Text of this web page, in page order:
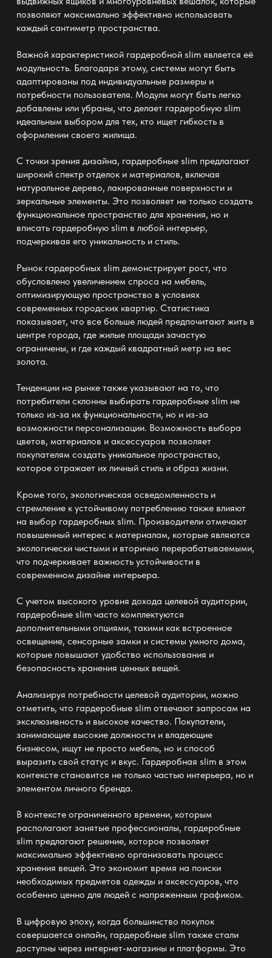
позволяют максимально эффективно использовать
каждый сантиметр пространства.
Важной характеристикой гардеробной slimявляется её
модульность. Благодаря этому, системы могут быть
адаптированы под индивидуальные размеры и
потребности пользователя. Модули могут быть легко
добавлены или убраны, что делает гардеробную slim
идеальным выбором для тех, кто ищет гибкость в
оформлении своего жилища.
С точки зрения дизайна, гардеробные slimпредлагают
широкий спектр отделок и материалов, включая
натуральное дерево, лакированные поверхности и
зеркальные элементы. Это позволяет не только создать
функциональное пространство для хранения, но и
вписать гардеробную slimв любой интерьер,
подчеркивая его уникальность и стиль.
Рынок гардеробных slimдемонстрирует рост, что
обусловлено увеличением спроса на мебель,
оптимизирующую пространство в условиях
современных городских квартир. Статистика
показывает, что все больше людей предпочитают жить в
центре города, где жилые площади зачастую
ограничены, и где каждый квадратный метр на вес
золота.
Тенденции на рынке также указывают на то, что
потребители склонны выбирать гардеробные slimне
только из-за их функциональности, но и из-за
возможности персонализации. Возможность выбора
цветов, материалов и аксессуаров позволяет
покупателям создать уникальное пространство,
которое отражает их личный стиль и образ жизни.
Кроме того, экологическая осведомленность и
стремление к устойчивому потреблению также влияют
на выбор гардеробных slim. Производители отмечают
повышенный интерес к материалам, которые являются
экологически чистыми и вторично перерабатываемыми,
что подчеркивает важность устойчивости в
современном дизайне интерьера.
С учетом высокого уровня дохода целевой аудитории,
гардеробные slimчасто комплектуются
дополнительными опциями, такими как встроенное
освещение, сенсорные замки и системы умного дома,
которые повышают удобство использования и
безопасность хранения ценных вещей.
Анализируя потребности целевой аудитории, можно
отметить, что гардеробные slimотвечают запросам на
эксклюзивность и высокое качество. Покупатели,
занимающие высокие должности и владеющие
бизнесом, ищут не просто мебель, но и способ
выразить свой статус и вкус. Гардеробная slimв этом
контексте становится не только частью интерьера, но и
элементом личного бренда.
В контексте ограниченного времени, которым
располагают занятые профессионалы, гардеробные
slimпредлагают решение, которое позволяет
максимально эффективно организовать процесс
хранения вещей. Это экономит время на поиски
необходимых предметов одежды и аксессуаров, что
особенно ценно для людей с напряженным графиком.
В цифровую эпоху, когда большинство покупок
совершается онлайн, гардеробные slimтакже стали
доступны через интернет-магазины и платформы. Это